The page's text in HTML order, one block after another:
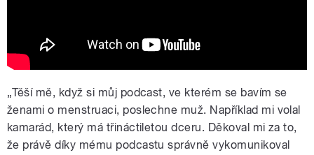
„Těší mě, když si můj podcast, ve kterém se bavím se
ženami o menstruaci, poslechne muž. Například mi volal
kamarád, který má třináctiletou dceru. Děkoval mi za to,
že právě díky mému podcastu správně vykomunikoval